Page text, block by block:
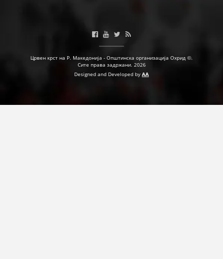
Црвен крст на Р. Македонија - Општинска организација Охрид ©.
Сите права задржани. 2026
Designed and Developed by AA